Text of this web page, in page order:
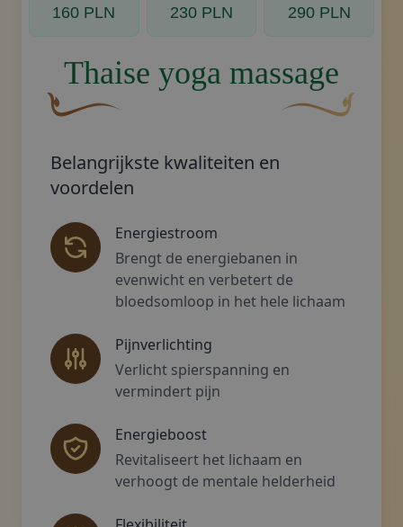
160 PLN
230 PLN
290 PLN
Thaise yoga massage
Belangrijkste kwaliteiten en
voordelen
Energiestroom
Brengt de energiebanen in
evenwicht en verbetert de
bloedsomloop in het hele lichaam
Pijnverlichting
Verlicht spierspanning en
vermindert pijn
Energieboost
Revitaliseert het lichaam en
verhoogt de mentale helderheid